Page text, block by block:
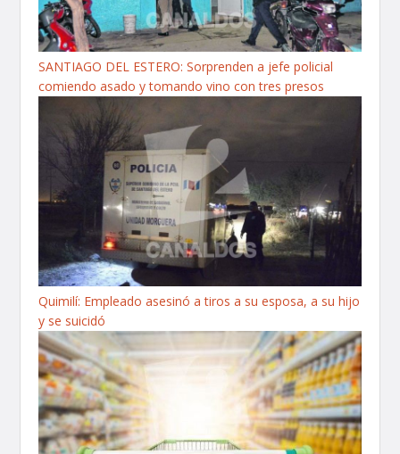
SANTIAGO DEL ESTERO: Sorprenden a jefe policial
comiendo asado y tomando vino con tres presos
Quimilí: Empleado asesinó a tiros a su esposa, a su hijo
y se suicidó